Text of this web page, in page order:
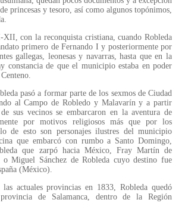
princesas y tesoro, así como algunos topónimos,
con la reconquista cristiana, cuando Robleda
primero de Fernando I y posteriormente por
gallegas, leonesas y navarras, hasta que en la
constancia de que el municipio estaba en poder
pasó a formar parte de los sexmos de Ciudad
al Campo de Robledo y Malavarín y a partir
sus vecinos se embarcaron en la aventura de
por motivos religiosos más que por los
de esto son personajes ilustres del municipio
que embarcó con rumbo a Santo Domingo,
que zarpó hacia México, Fray Martín de
o Miguel Sánchez de Robleda cuyo destino fue
(México).
actuales provincias en 1833, Robleda quedó
de Salamanca, dentro de la Región